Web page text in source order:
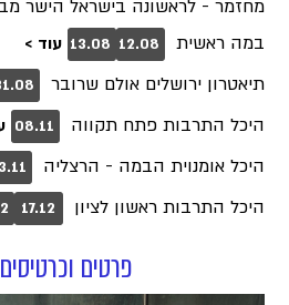
מחזמר - לראשונה בישראל הישר
במה ראשית
12.08
13.08 עוד >
תיאטרון ירושלים אולם שרובר
היכל התרבות פתח תקווה 08.11
היכל אומנוית הבמה - הרצליה
היכל התרבות ראשון לציון 17.12
פרטים וכרטיסים